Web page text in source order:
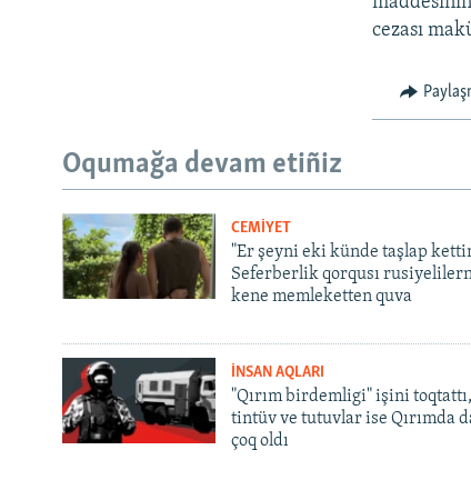
cezası
Oqumağa devam etiñiz
CEMİYET
"Er şeyni eki künde taşlap
Seferberlik qorqusı
kene memleketten quva
İNSAN AQLARI
"Qırım birdemligi" işini toqtattı,
tintüv ve tutuvlar ise Qırımda
çoq oldı